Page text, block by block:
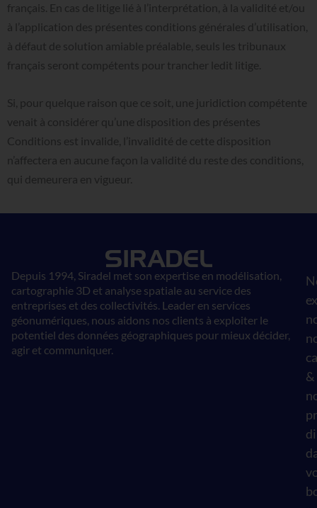
français. En cas de litige lié à l’interprétation, à la validité et/ou
à l’application des présentes conditions générales d’utilisation,
à défaut de solution amiable préalable, seuls les tribunaux
français seront compétents pour trancher ledit litige.
Si, pour quelque raison que ce soit, une juridiction compétente
venait à considérer qu’une disposition des présentes
Conditions est invalide, l’invalidité de cette disposition
n’affectera en aucune façon la validité du reste des conditions,
qui demeurera en vigueur.
Depuis 1994, Siradel met son expertise en modélisation,
cartographie 3D et analyse spatiale au service des
entreprises et des collectivités. Leader en services
géonumériques, nous aidons nos clients à exploiter le
potentiel des données géographiques pour mieux décider,
agir et communiquer.
&